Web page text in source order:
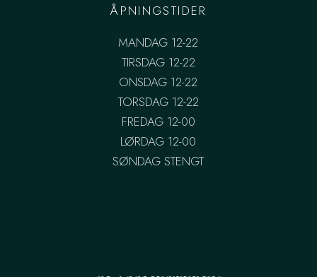
ÅPNINGSTIDER
MANDAG 12-22
TIRSDAG 12-22
ONSDAG 12-22
TORSDAG 12-22
FREDAG 12-00
LØRDAG 12-00
SØNDAG STENGT